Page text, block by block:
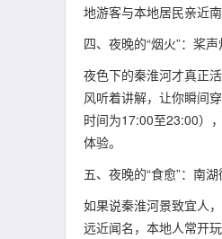
地游客与本地居民亲近
四、夜晚的“烟火”：桨
夜色下的秦淮河才真正
风听着讲解，让你瞬间
时间为17:00至23:00）
体验。
五、夜晚的“食愈”：南
如果说秦淮河景致宜人
远近闻名，本地人常开